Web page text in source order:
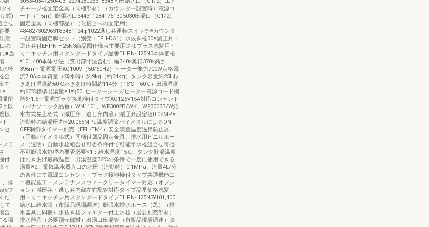
イ
式)
合せ
要
湯
の
■当
水栓
金
て
※
滞留
回以
以
」
セ
ス工
付
イ
、排
続フ
だ
て
合
る場
チャージ栓固定金具（同梱部材）（カウンター設置時）電源コ
ード（1.5m）膨張水口3443112841761305030出湯口（G1/2）
固定金具（同梱部品）（化粧台への固定用）
484827302963183481124φ1022逃し弁運転スイッチ※カウンタ
ー設置時固定脚セット（別売：EFH-DA1）水抜き栓30※減圧弁・
逆止弁付EHPN-H25N3商品図仕様表主要用途ゆプラス洗髪用・
ミニキッチン用スタンダードタイプ品番EHPN-H25N3本体価格
¥101,400本体寸法（突出部寸法含む）幅340×奥行370×高さ
396mm電源電圧AC100V（50/60Hz）ヒーター能力700W定格電
流7.0A本体質量（満水時）約9kg（約34kg）タンク容量約25Lわ
きあげ温度約60℃わきあげ時間約114分（15℃→60℃）出湯温度
約60℃標準出湯量※1約50Lヒーターシーズヒーター電源コード機
器外1.5m電源プラグ接地極付タイプAC125V15A対応コンセント
（パナソニック品番）WN1101、WF3002B/WK、WF3003B/W給
水方式先止め式（減圧弁、逃し弁内蔵）減圧弁設定値0.08MPa
流動時の給湯圧力※20.055MPa温度調節バイメタルによるON-
OFF制御タイマー別売（EFH-TM4）安全装置温度過昇防止器
（手動バイメタル式）同梱付属品固定金具、排水用ビニルホー
ス（透明）自動水栓組合せ可否条件付で可能単水栓組合せ可否
不可膨張水処理の要否必要※1：給水温度15℃、タンク貯湯温度
はわきあげ最高温度、出湯温度36℃の条件で一度に使用できる
湯量※2：電気温水器入口の水圧（流動時）0.1MPa、流量4L/分
の条件にて電源コンセント・プラグ接地極付タイプ共通機能エ
コ機能施工・メンテナンスウィークリータイマー対応（オプシ
ョン）減圧弁・逃し弁内蔵左右配管対応タイプ品番価格洗髪
用・ミニキッチン用スタンダードタイプEHPN-H25N3¥101,400
給水口給水管（市販品現場調達）膨張水排水ホース（黒）（排
水器具に同梱）水抜き栓フィルター付止水栓（必要別売部材）
排水器具（必要別売部材）出湯口出湯管（市販品現場調達）膨